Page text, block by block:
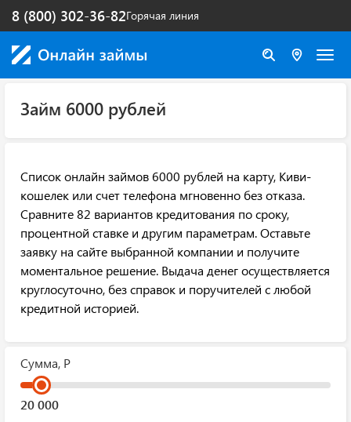
Горячая линия
8 (800) 302-36-82
Займ 6000 рублей
Список онлайн займов 6000 рублей на карту, Киви-
кошелек или счет телефона мгновенно без отказа.
Сравните 82 вариантов кредитования по сроку,
процентной ставке и другим параметрам. Оставьте
заявку на сайте выбранной компании и получите
моментальное решение. Выдача денег осуществляется
круглосуточно, без справок и поручителей с любой
кредитной историей.
Сумма, Р